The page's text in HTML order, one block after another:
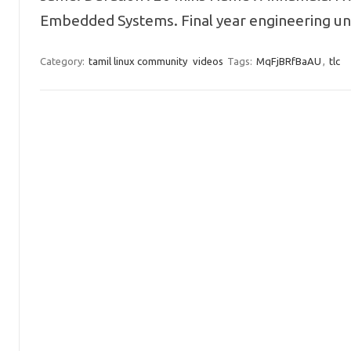
Embedded Systems. Final year engineering
Category: tamil linux community videos Tags: MqFjBRfBaAU , tlc